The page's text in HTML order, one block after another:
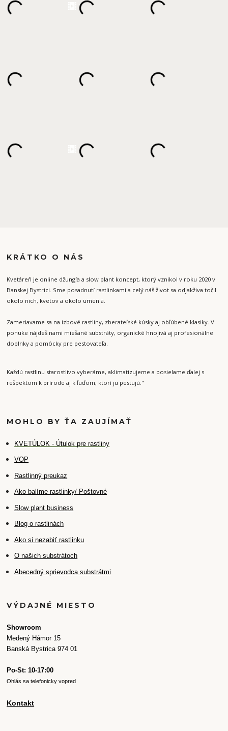
KRÁTKO O NÁS
Kvetáreň je online džungľa a slow plant koncept, ktorý vznikol v roku 2020 v
Banskej Bystrici. Sme posadnutí rastlinkami a celý náš život sa odjakživa točil
okolo nich, kvetov a okolo umenia.
Zameriavame sa na izbové rastliny, zberateľské kúsky aj obľúbené klasiky. V
ponuke nájdeš nami miešané substráty, organické hnojivá aj profesionálne
doplnky a pomôcky pre pestovateľa.
Každú rastlinu starostlivo vyberáme, aklimatizujeme a posielame ďalej s
rešpektom k prírode aj k ľuďom, ktorí ju pestujú."
MOHLO BY ŤA ZAUJÍMAŤ
KVETÚLOK - Útulok pre rastliny
VOP
Rastlinný preukaz
Ako balíme rastlinky/ Poštovné
Slow plant business
Blog o rastlinách
Ako si nezabiť rastlinku
O našich substrátoch
Abecedný sprievodca substrátmi
VÝDAJNÉ MIESTO
Showroom
Medený Hámor 15
Banská Bystrica 974 01
Po-St: 10-17:00
Ohlás sa telefonicky vopred
Kontakt